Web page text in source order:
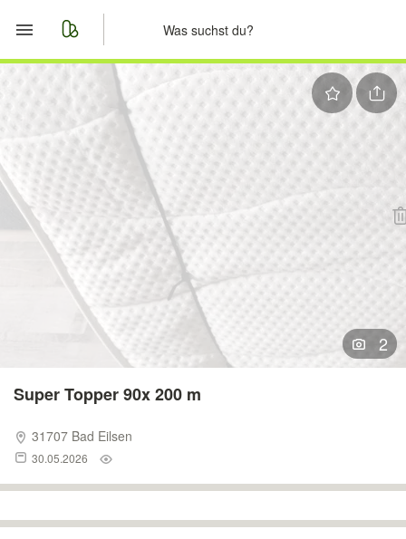
Start
Merkliste
Nachrichten
Anzeige aufgeben
2
Super Topper 90x 200 m
31707 Bad Eilsen
30.05.2026